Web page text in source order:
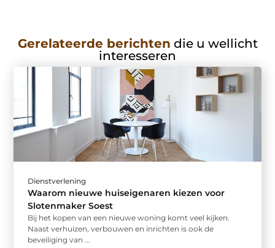
Gerelateerde berichten die u wellicht
interesseren
Dienstverlening
Waarom nieuwe huiseigenaren kiezen voor
Slotenmaker Soest
Bij het kopen van een nieuwe woning komt veel kijken.
Naast verhuizen, verbouwen en inrichten is ook de
beveiliging van ...